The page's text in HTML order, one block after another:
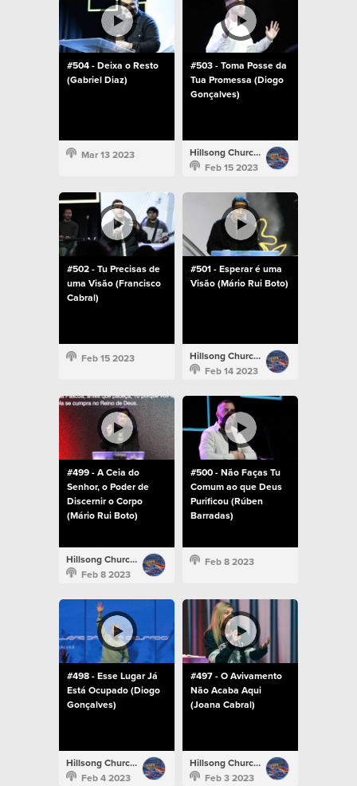
#504 - Deixa o Resto
(Gabriel Diaz)
Mar 13 2023
#503 - Toma Posse da
Tua Promessa (Diogo
Gonçalves)
Hillsong Church Portugal
Feb 15 2023
#502 - Tu Precisas de
uma Visão (Francisco
Cabral)
Feb 15 2023
#501 - Esperar é uma
Visão (Mário Rui Boto)
Hillsong Church Portugal
Feb 14 2023
#499 - A Ceia do
Senhor, o Poder de
Discernir o Corpo
(Mário Rui Boto)
Hillsong Church Portugal
Feb 8 2023
#500 - Não Faças Tu
Comum ao que Deus
Purificou (Rúben
Barradas)
Feb 8 2023
#498 - Esse Lugar Já
Está Ocupado (Diogo
Gonçalves)
Hillsong Church Portugal
Feb 4 2023
#497 - O Avivamento
Não Acaba Aqui
(Joana Cabral)
Hillsong Church Portugal
Feb 3 2023